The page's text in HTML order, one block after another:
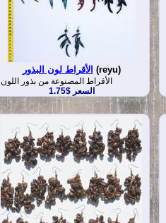
الأقراط لون البذور (reyu)
الأقراط المصنوعة من بذور اللون
السعر $1.75